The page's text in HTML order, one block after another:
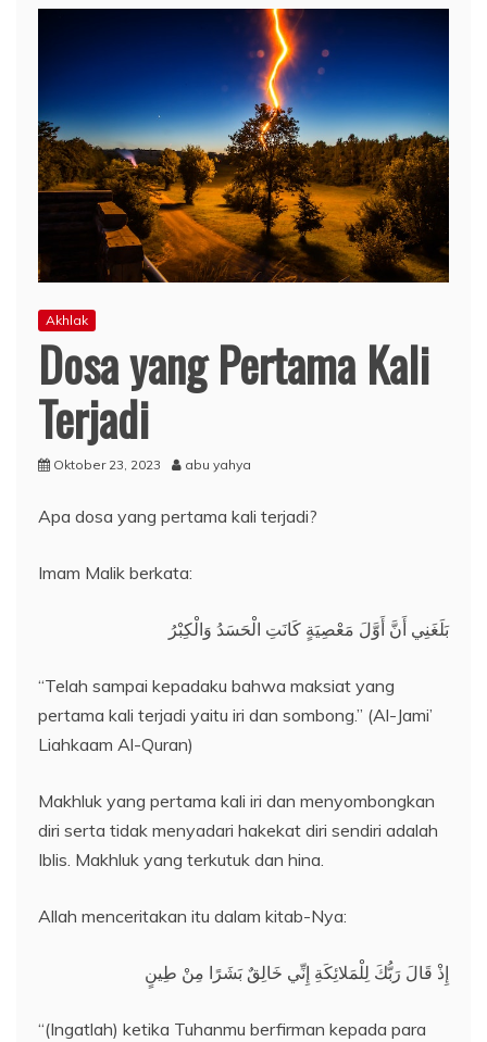
Akhlak
Dosa yang Pertama Kali
Terjadi
Oktober 23, 2023 abu yahya
Apa dosa yang pertama kali terjadi?
Imam Malik berkata:
بَلَغَنِي أَنَّ أَوَّلَ مَعْصِيَةٍ كَانَتِ الْحَسَدُ وَالْكِبْرُ
“Telah sampai kepadaku bahwa maksiat yang
pertama kali terjadi yaitu iri dan sombong.” (Al-Jami’
Liahkaam Al-Quran)
Makhluk yang pertama kali iri dan menyombongkan
diri serta tidak menyadari hakekat diri sendiri adalah
Iblis. Makhluk yang terkutuk dan hina.
Allah menceritakan itu dalam kitab-Nya:
إِذْ قَالَ رَبُّكَ لِلْمَلائِكَةِ إِنِّي خَالِقٌ بَشَرًا مِنْ طِينٍ
“(Ingatlah) ketika Tuhanmu berfirman kepada para